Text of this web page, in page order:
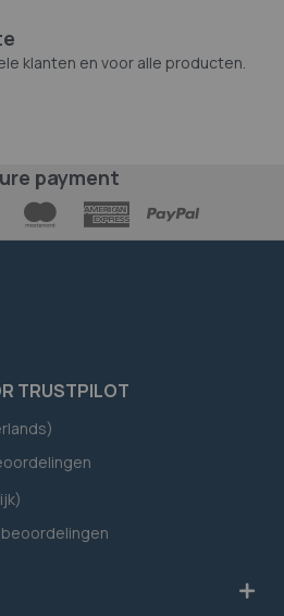
klanten en voor alle producten.
payment
TRUSTPILOT
beoordelingen